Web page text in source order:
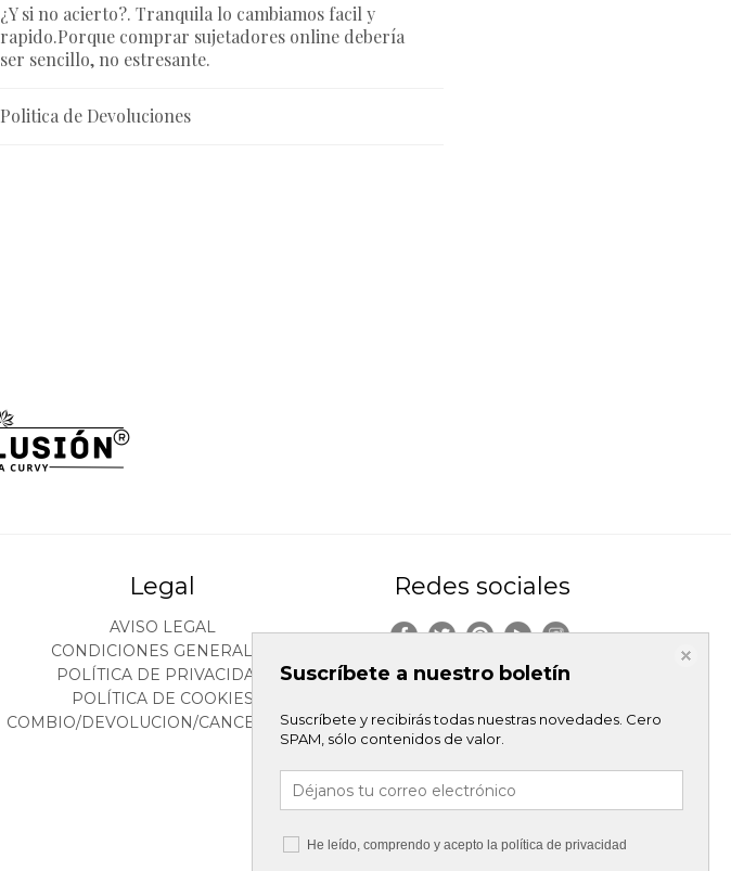
¿Y si no acierto?. Tranquila lo cambiamos facil y
rapido.Porque comprar sujetadores online debería
ser sencillo, no estresante.
Politica de Devoluciones
Legal
AVISO LEGAL
CONDICIONES GENERALES
POLÍTICA DE PRIVACIDAD
POLÍTICA DE COOKIES
COMBIO/DEVOLUCION/CANCELACION
Redes sociales
Suscríbete a nuestro boletín
Suscríbete y recibirás todas nuestras novedades. Cero
SPAM, sólo contenidos de valor.
He leído, comprendo y acepto la política de privacidad